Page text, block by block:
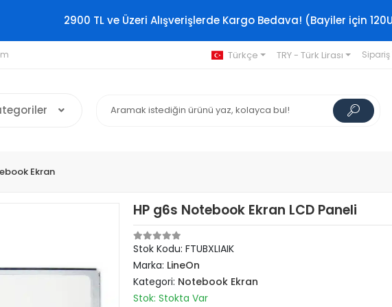
2900 TL ve Üzeri Alışverişlerde Kargo Bedava! (Bayiler için
Türkçe TRY - Türk Lirası
Ekran
HP g6s Notebook Ekran LCD Paneli
Stok Kodu: FTUBXLIAIK
Marka: LineOn
Kategori: Notebook Ekran
Stok: Stokta Var